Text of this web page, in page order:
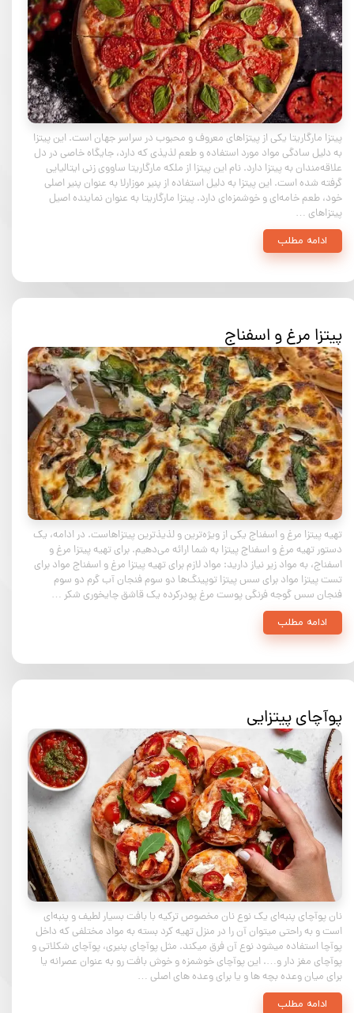
پیتزا مارگاریتا یکی از پیتزاهای معروف و محبوب در سراسر جهان است. این پیتزا
به دلیل سادگی مواد مورد استفاده و طعم لذیذی که دارد، جایگاه خاصی در دل
علاقه‌مندان به پیتزا دارد. نام این پیتزا از ملکه مارگاریتا ساووی زنی ایتالیایی
گرفته شده است. این پیتزا به دلیل استفاده از پنیر موزارلا به عنوان پنیر اصلی
خود، طعم خامه‌ای و خوشمزه‌ای دارد. پیتزا مارگاریتا به عنوان نماینده اصیل
پیتزاهای …
ادامه مطلب
پیتزا مرغ و اسفناج
تهیه پیتزا مرغ و اسفناج یکی از ویژه‌ترین و لذیذترین پیتزاهاست. در ادامه، یک
دستور تهیه مرغ و اسفناج پیتزا به شما ارائه می‌دهیم. برای تهیه پیتزا مرغ و
اسفناج، به مواد زیر نیاز دارید: مواد لازم برای تهیه پیتزا مرغ و اسفناج مواد برای
تست پیتزا مواد برای سس پیتزا توپینگ‌ها دو سوم فنجان آب گرم دو سوم
فنجان سس گوجه فرنگی پوست مرغ پودرکرده یک قاشق چایخوری شکر …
ادامه مطلب
پوآچای پیتزایی
نان پوآچای پنبه‌ای یک نوع نان مخصوص ترکیه با بافت بسیار لطیف و پنبه‌ای
است و به راحتی میتوان آن را در منزل تهیه کرد بسته به مواد مختلفی که داخل
پوآچا استفاده میشود نوع آن فرق میکند. مثل پوآچای پنیری، پوآچای شکلاتی و
پوآچای مغز دار و…. این پوآچای خوشمزه و خوش بافت رو به عنوان عصرانه یا
برای میان وعده بچه ها و یا برای وعده های اصلی …
ادامه مطلب